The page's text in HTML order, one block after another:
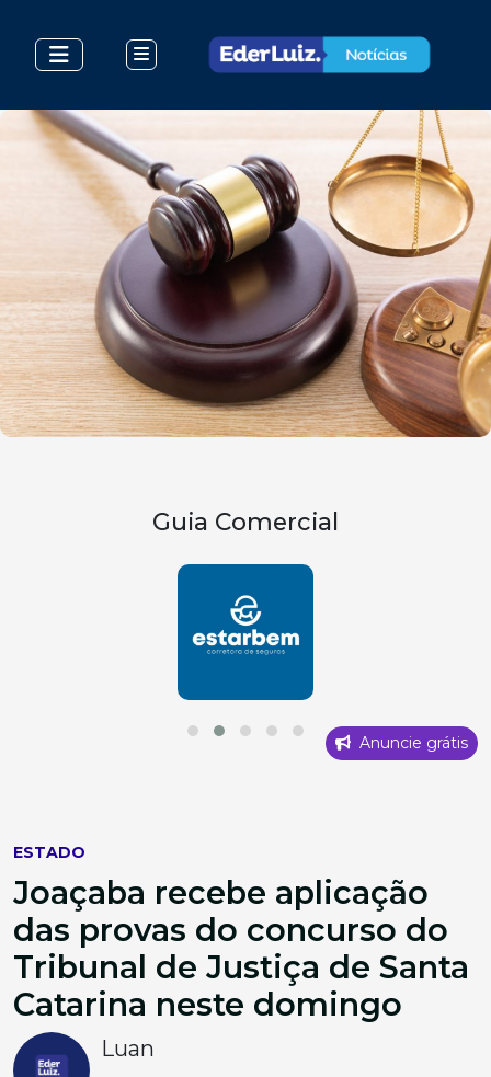
Guia Comercial
Anuncie grátis
ESTADO
Joaçaba recebe aplicação
das provas do concurso do
Tribunal de Justiça de Santa
Catarina neste domingo
Luan